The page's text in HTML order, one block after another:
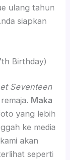
ulang tahun
siapkan
Birthday)
Seventeen
Maka
yang lebih
ke media
akan
seperti